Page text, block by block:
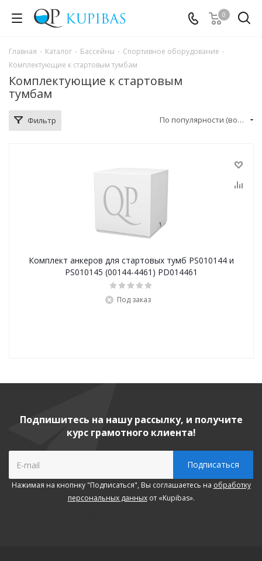
0
Главная - Каталог - Бассейны - Спортивное оборудование -
Комплектующие к стартовым тумбам
Комплектующие к стартовым
тумбам
Фильтр По популярности (возрастание)
Комплект анкеров для стартовых тумб PS010144 и
PS010145 (00144-4461) PD014461
Под заказ
Подпишитесь на нашу рассылку, и получите
курс грамотного клиента!
Нажимая на кнопнку "Подписаться", Вы соглашаетесь на обработку
персональных данныхот «Kupibas».